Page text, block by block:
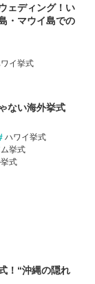
ェディング！い
・マウイ島での
イ挙式
ない海外挙式
ハワイ挙式
挙式
式
！“沖縄の隠れ